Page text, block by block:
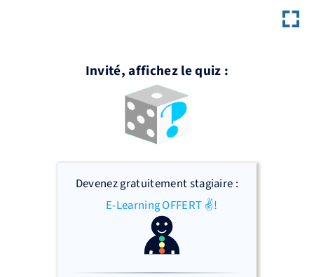
Invité, affichez le quiz :
Devenez gratuitement stagiaire :
E-Learning OFFERT ✌!